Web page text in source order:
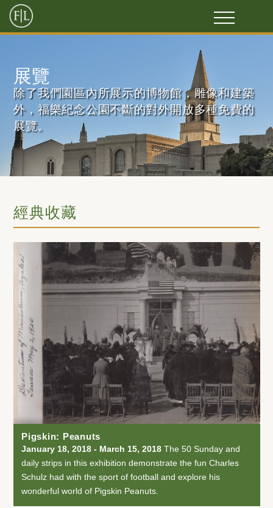
展覽
除了我們園區內所展示的博物館，雕像和建築
外，福樂紀念公園不斷的對外開放多種免費的
展覽。
經典收藏
Pigskin: Peanuts
January 18, 2018 - March 15, 2018 The 50 Sunday and
daily strips in this exhibition demonstrate the fun Charles
Schulz had with the sport of football and explore his
wonderful world of Pigskin Peanuts.